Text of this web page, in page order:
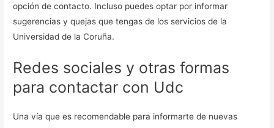
opción de contacto. Incluso puedes optar por informar
sugerencias y quejas que tengas de los servicios de la
Universidad de la Coruña.
Redes sociales y otras formas
para contactar con Udc
Una vía que es recomendable para informarte de nuevas